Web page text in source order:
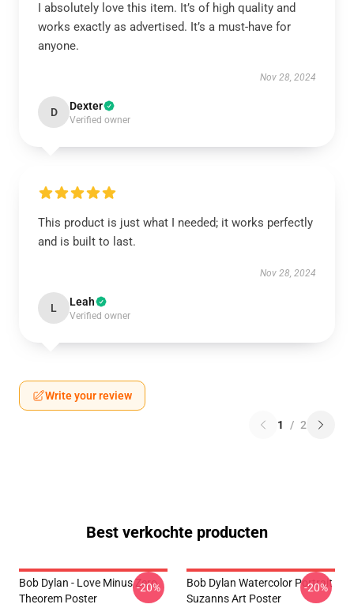
I absolutely love this item. It’s of high quality and
works exactly as advertised. It’s a must-have for
anyone.
Nov 28, 2024
D Dexter
Verified owner
This product is just what I needed; it works perfectly
and is built to last.
Nov 28, 2024
L Leah
Verified owner
Write your review
1 / 2
Best verkochte producten
Bob Dylan - Love Minus Zero
Theorem Poster
-20%
Bob Dylan Watercolor Portrait
Suzanns Art Poster
-20%